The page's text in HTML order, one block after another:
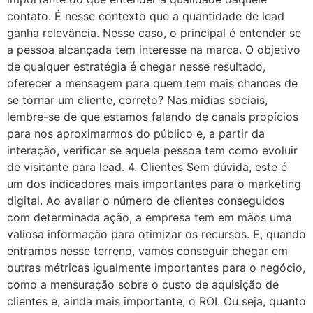
contato. É nesse contexto que a quantidade de lead
ganha relevância. Nesse caso, o principal é entender se
a pessoa alcançada tem interesse na marca. O objetivo
de qualquer estratégia é chegar nesse resultado,
oferecer a mensagem para quem tem mais chances de
se tornar um cliente, correto? Nas mídias sociais,
lembre-se de que estamos falando de canais propícios
para nos aproximarmos do público e, a partir da
interação, verificar se aquela pessoa tem como evoluir
de visitante para lead. 4. Clientes Sem dúvida, este é
um dos indicadores mais importantes para o marketing
digital. Ao avaliar o número de clientes conseguidos
com determinada ação, a empresa tem em mãos uma
valiosa informação para otimizar os recursos. E, quando
entramos nesse terreno, vamos conseguir chegar em
outras métricas igualmente importantes para o negócio,
como a mensuração sobre o custo de aquisição de
clientes e, ainda mais importante, o ROI. Ou seja, quanto